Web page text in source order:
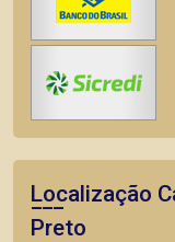
Localização
Preto